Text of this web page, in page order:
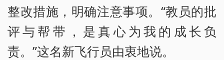
整改措施，明确注意事项。“教员的批
评与帮带，是真心为我的成长负
责。”这名新飞行员由衷地说。